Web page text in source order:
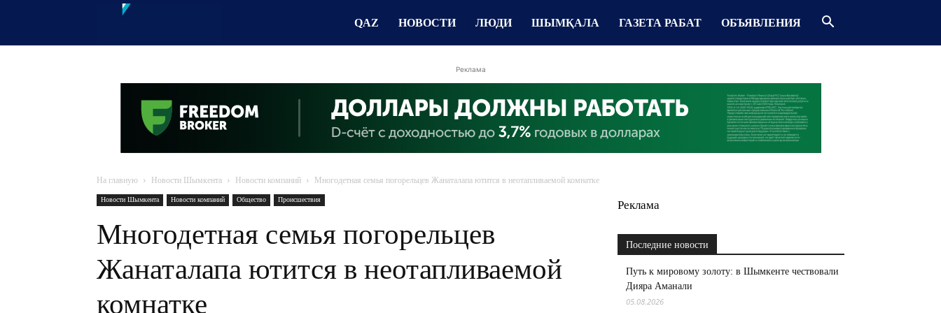
QAZ НОВОСТИ ЛЮДИ ШЫМҚАЛА ГАЗЕТА РАБАТ ОБЪЯВЛЕНИЯ
Реклама
На главную Новости Шымкента Новости компаний Многодетная семья погорельцев Жанаталапа ютится в неотапливаемой комнатке
Новости Шымкента Новости компаний Общество Происшествия
Многодетная семья погорельцев
Жанаталапа ютится в неотапливаемой
комнатке
Реклама
Последние новости
Путь к мировому золоту: в Шымкенте чествовали
Дияра Аманали
05.08.2026